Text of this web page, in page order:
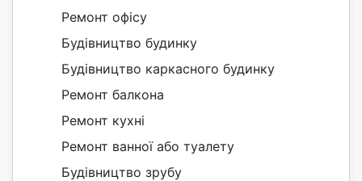
Ремонт офісу
Будівництво будинку
Будівництво каркасного будинку
Ремонт балкона
Ремонт кухні
Ремонт ванної або туалету
Будівництво зрубу